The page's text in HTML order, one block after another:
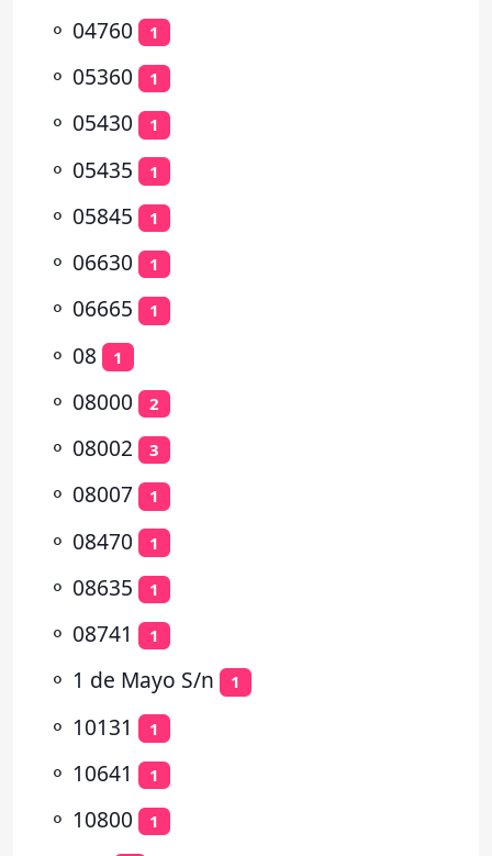
⚬ 04760 1
⚬ 05360 1
⚬ 05430 1
⚬ 05435 1
⚬ 05845 1
⚬ 06630 1
⚬ 06665 1
⚬ 08 1
⚬ 08000 2
⚬ 08002 3
⚬ 08007 1
⚬ 08470 1
⚬ 08635 1
⚬ 08741 1
⚬ 1 de Mayo S/n 1
⚬ 10131 1
⚬ 10641 1
⚬ 10800 1